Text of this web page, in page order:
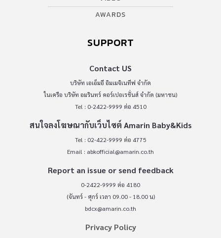
AWARDS
SUPPORT
Contact US
บริษัท เอเอ็มอี อิมเมจิเนทีฟ จำกัด
ในเครือ บริษัท อมรินทร์ คอร์เปอเรชั่นส์ จำกัด (มหาชน)
Tel : 0-2422-9999 ต่อ 4510
สนใจลงโฆษณากับเว็บไซต์ Amarin Baby&Kids
Tel : 02-422-9999 ต่อ 4775
Email : abkofficial@amarin.co.th
Report an issue or send feedback
0-2422-9999 ต่อ 4180
(จันทร์ - ศุกร์ เวลา 09.00 - 18.00 น)
bdcx@amarin.co.th
Privacy Policy